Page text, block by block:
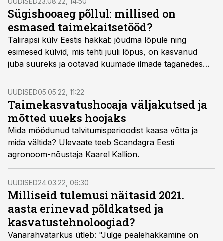
Sügishooaeg põllul: millised on
esmased taimekaitsetööd?
Talirapsi külv Eestis hakkab jõudma lõpule ning
esimesed külvid, mis tehti juuli lõpus, on kasvanud
juba suureks ja ootavad kuumade ilmade taganedes
esimesi taimekaitsetöid.
UUDISED05.05.22, 11:22
Taimekasvatushooaja väljakutsed ja
mõtted uueks hoojaks
Mida möödunud talvitumisperioodist kaasa võtta ja
mida vältida? Ülevaate teeb Scandagra Eesti
agronoom-nõustaja Kaarel Kallion.
UUDISED24.03.22, 06:30
Milliseid tulemusi näitasid 2021.
aasta erinevad põldkatsed ja
kasvatustehnoloogiad?
Vanarahvatarkus ütleb: "Julge pealehakkamine on